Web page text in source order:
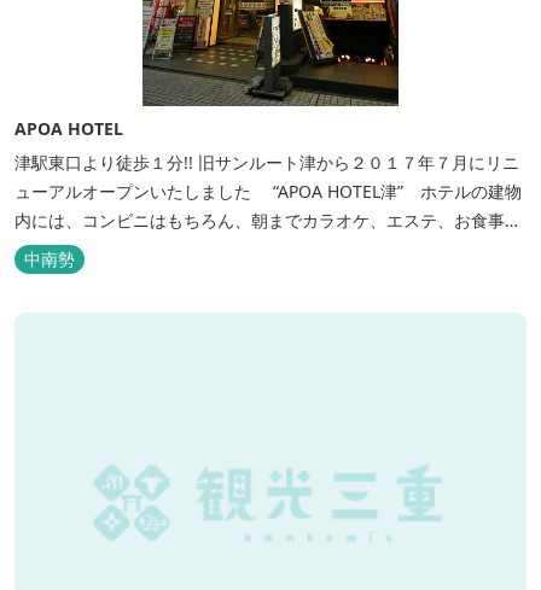
APOA HOTEL
津駅東口より徒歩１分!! 旧サンルート津から２０１７年７月にリニ
ューアルオープンいたしました “APOA HOTEL津” ホテルの建物
内には、コンビニはもちろん、朝までカラオケ、エステ、お食事も
いろいろなジャンルが楽しめます。 ホテル内施設 地下…創作料
理“舞の華” 居酒屋“風の蔵人” 居酒屋“居酒屋ならここが安いぜっ”
１階…コンビニエンスストア“ローソン” 和食“いせもん本店”...
中南勢